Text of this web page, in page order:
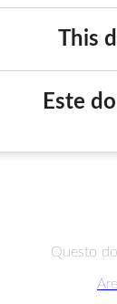
This
Este
Questo